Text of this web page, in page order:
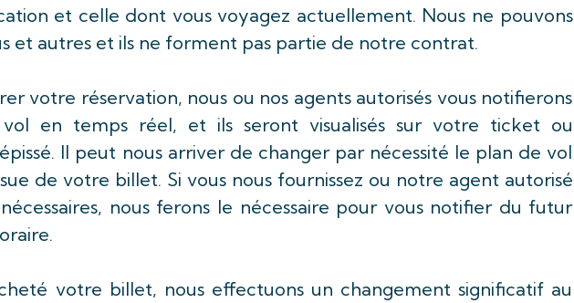
et celle dont vous voyagez actuellement. Nous ne pouvons
et autres et ils ne forment pas partie de notre contrat.
votre réservation, nous ou nos agents autorisés vous notifierons
en temps réel, et ils seront visualisés sur votre ticket ou
Il peut nous arriver de changer par nécessité le plan de vol
de votre billet. Si vous nous fournissez ou notre agent autorisé
nous ferons le nécessaire pour vous notifier du futur
votre billet, nous effectuons un changement significatif au